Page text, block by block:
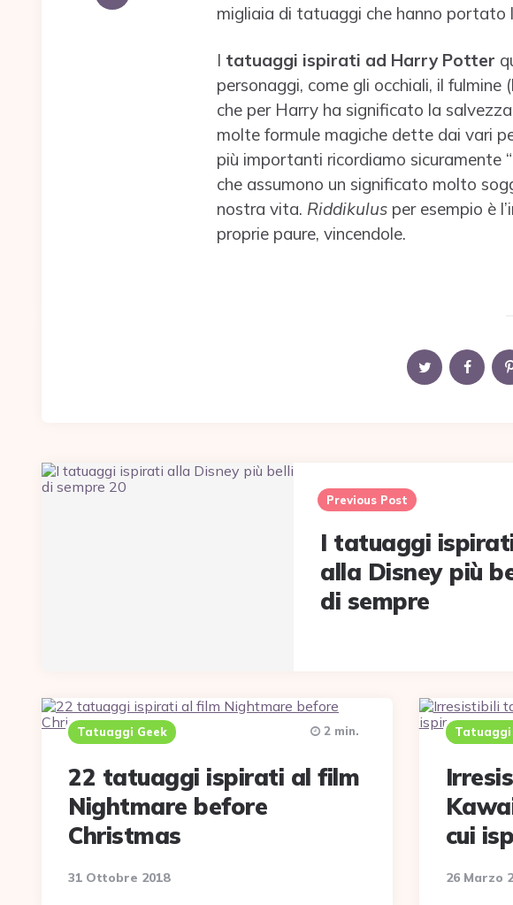
migliaia di tatuaggi che hanno portato
I tatuaggi ispirati ad Harry Potter
personaggi, come gli occhiali, il fulmine
che per Harry ha significato la
molte formule magiche dette dai vari
più importanti ricordiamo sicuramente
che assumono un significato molto
nostra vita. Riddikulusper esempio è
proprie paure, vincendole.
Post
navigation
Previous Post
I tatuaggi
alla Disney più
di sempre
Tatuaggi Geek
22 tatuaggi ispirati al film
Nightmare before
Christmas
31 Ottobre 2018
2 min. Tatuaggi
cui
26 Marzo